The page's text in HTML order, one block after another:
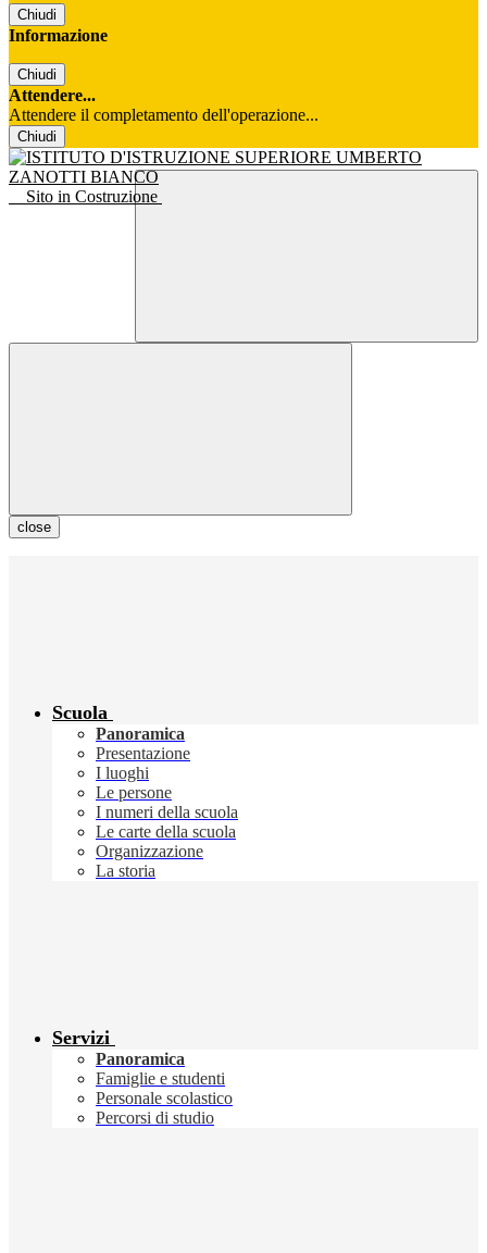
Chiudi
Informazione
Chiudi
Attendere...
Attendere il completamento dell'operazione...
Chiudi
Sito in Costruzione
close
Scuola
Panoramica
Presentazione
I luoghi
Le persone
I numeri della scuola
Le carte della scuola
Organizzazione
La storia
Servizi
Panoramica
Famiglie e studenti
Personale scolastico
Percorsi di studio